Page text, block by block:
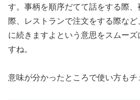
す。事柄を順序だてて話をする際
際、レストランで注文をする際な
に続きますよという意思をスムーズ
すね。
意味が分かったところで使い方もチ